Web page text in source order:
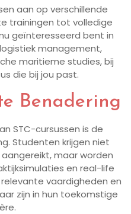
aan op verschillende
trainingen tot volledige
geïnteresseerd bent in
management,
maritieme studies, bij
die bij jou past.
Benadering
STC-cursussen is de
Studenten krijgen niet
maar worden
en real-life
vaardigheden en
zijn in hun toekomstige